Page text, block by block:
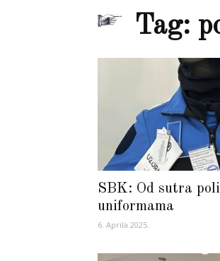
Tag:
SBK: Od sutra
uniformama
6. Aprila 2025.